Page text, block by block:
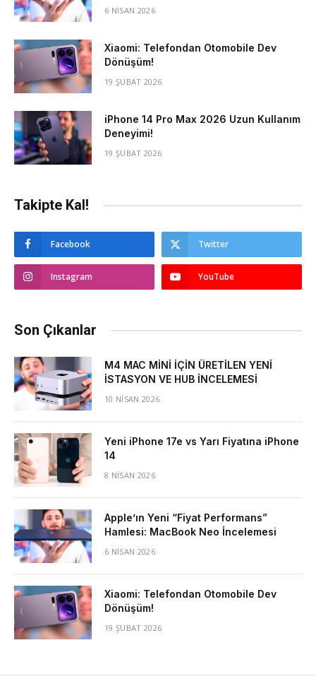
6 NISAN 2026
Xiaomi: Telefondan Otomobile Dev
Dönüşüm!
19 ŞUBAT 2026
iPhone 14 Pro Max 2026 Uzun Kullanım
Deneyimi!
19 ŞUBAT 2026
Takipte Kal!
Facebook Twitter
Instagram YouTube
Son Çıkanlar
M4 MAC MİNİ İÇİN ÜRETİLEN YENİ
İSTASYON VE HUB İNCELEMESİ
10 NISAN 2026
Yeni iPhone 17e vs Yarı Fiyatına iPhone
14
8 NISAN 2026
Apple’ın Yeni “Fiyat Performans”
Hamlesi: MacBook Neo İncelemesi
6 NISAN 2026
Xiaomi: Telefondan Otomobile Dev
Dönüşüm!
19 ŞUBAT 2026